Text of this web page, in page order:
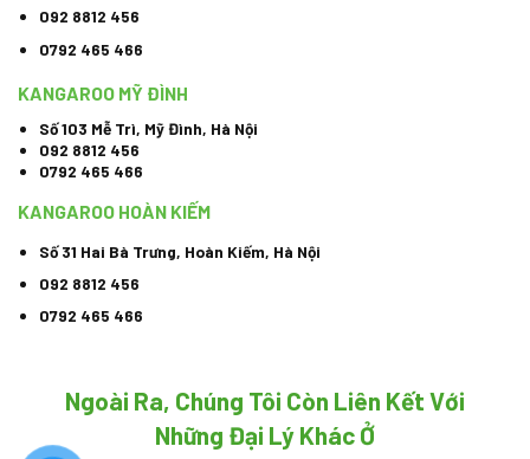
092 8812 456
0792 465 466
KANGAROO MỸ ĐÌNH
Số 103 Mễ Trì, Mỹ Đình, Hà Nội
092 8812 456
0792 465 466
KANGAROO HOÀN KIẾM
Số 31 Hai Bà Trưng, Hoàn Kiếm, Hà Nội
092 8812 456
0792 465 466
Ngoài Ra, Chúng Tôi Còn Liên Kết Với
Những Đại Lý Khác Ở